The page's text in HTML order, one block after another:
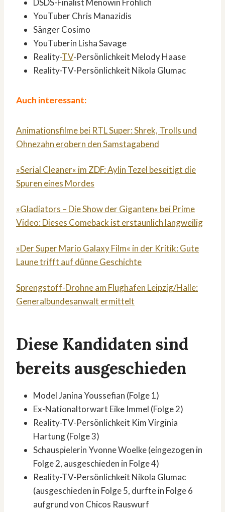
DSDS-Finalist Menowin Fröhlich
YouTuber Chris Manazidis
Sänger Cosimo
YouTuberin Lisha Savage
Reality-TV-Persönlichkeit Melody Haase
Reality-TV-Persönlichkeit Nikola Glumac
Auch interessant:
Animationsfilme bei RTL Super: Shrek, Trolls und
Ohnezahn erobern den Samstagabend
»Serial Cleaner« im ZDF: Aylin Tezel beseitigt die
Spuren eines Mordes
»Gladiators – Die Show der Giganten« bei Prime
Video: Dieses Comeback ist erstaunlich langweilig
»Der Super Mario Galaxy Film« in der Kritik: Gute
Laune trifft auf dünne Geschichte
Sprengstoff-Drohne am Flughafen Leipzig/Halle:
Generalbundesanwalt ermittelt
Diese Kandidaten sind
bereits ausgeschieden
Model Janina Youssefian (Folge 1)
Ex-Nationaltorwart Eike Immel (Folge 2)
Reality-TV-Persönlichkeit Kim Virginia
Hartung (Folge 3)
Schauspielerin Yvonne Woelke (eingezogen in
Folge 2, ausgeschieden in Folge 4)
Reality-TV-Persönlichkeit Nikola Glumac
(ausgeschieden in Folge 5, durfte in Folge 6
aufgrund von Chicos Rauswurf